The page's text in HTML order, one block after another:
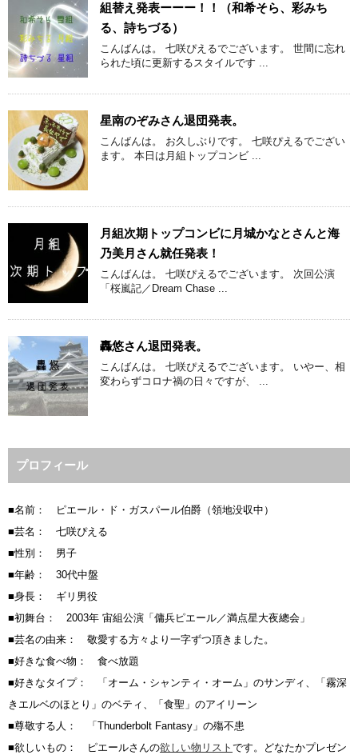
組替え発表ーーー！！（和希そら、彩みち
る、詩ちづる）
こんばんは。 七咲ぴえるでございます。 世間に忘れ
られた頃に更新するスタイルです ...
星南のぞみさん退団発表。
こんばんは。 お久しぶりです。 七咲ぴえるでござい
ます。 本日は月組トップコンビ ...
月組次期トップコンビに月城かなとさんと海
乃美月さん就任発表！
こんばんは。 七咲ぴえるでございます。 次回公演
「桜嵐記／Dream Chase ...
轟悠さん退団発表。
こんばんは。 七咲ぴえるでございます。 いやー、相
変わらずコロナ禍の日々ですが、 ...
プロフィール
■名前： ピエール・ド・ガスパール伯爵（領地没収中）
■芸名： 七咲ぴえる
■性別： 男子
■年齢： 30代中盤
■身長： ギリ男役
■初舞台： 2003年 宙組公演「傭兵ピエール／満点星大夜總会」
■芸名の由来： 敬愛する方々より一字ずつ頂きました。
■好きな食べ物： 食べ放題
■好きなタイプ： 「オーム・シャンティ・オーム」のサンディ、「霧深
きエルベのほとり」のベティ、「食聖」のアイリーン
■尊敬する人： 「Thunderbolt Fantasy」の殤不患
■欲しいもの： ピエールさんの欲しい物リスト です。どなたかプレゼン